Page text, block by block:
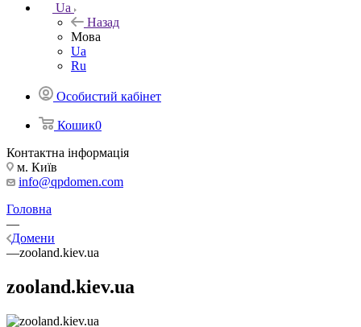
Ua
Назад
Мова
Ua
Ru
Особистий кабінет
Кошик0
Контактна інформація
м. Київ
info@qpdomen.com
Головна
—
Домени
—zooland.kiev.ua
zooland.kiev.ua